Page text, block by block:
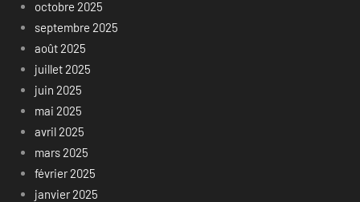
octobre 2025
septembre 2025
août 2025
juillet 2025
juin 2025
mai 2025
avril 2025
mars 2025
février 2025
janvier 2025